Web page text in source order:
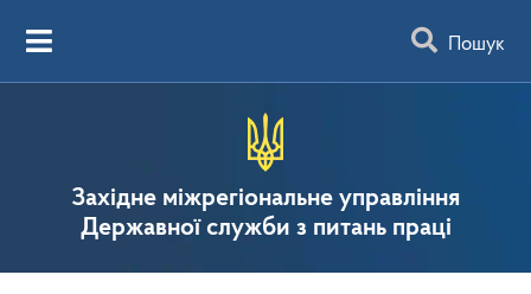
Пошук
Західне міжрегіональне управління
Державної служби з питань праці